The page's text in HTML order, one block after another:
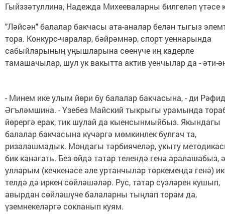
Гыйззәтуллина, Надежда Михееваларны билгеләп үтәсе
"Ләйсән" балалар бакчасы ата-аналар белән тыгыз
тора. Конкурс-чаралар, бәйрәмнәр, спорт уеннарында
сабыйларының уңышларына сөенүче иң кадерле
тамашачылар, шул ук вакытта актив уенчылар да - әти-
- Минем ике улым йөри бу балалар бакчасына, - ди
Әгъләмшина. - Үзебез Майский тыкрыгы урамында
йөрергә ерак, тик шулай да кыенсынмыйбыз. Якындагы
балалар бакчасына күчәргә мөмкинлек булгач та,
ризалашмадык. Мондагы тәрбиячеләр, укыту
бик канәгать. Без өйдә татар телендә генә аралашабыз, ә
улларым (кечкенәсе әле уртанчылар төркемендә генә)
телдә дә иркен сөйләшәләр. Рус, татар сүзләрен кушып,
авырдан сөйләшүче балаларны тыңлап торам да,
үземнекеләргә сокланып куям.